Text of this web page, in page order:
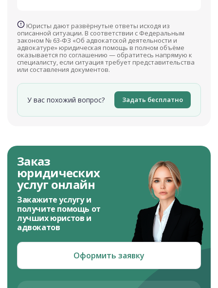
Юристы дают развёрнутые ответы исходя из
описанной ситуации. В соответствии с Федеральным
законом № 63-ФЗ «Об адвокатской деятельности и
адвокатуре» юридическая помощь в полном объёме
оказывается по соглашению — обратитесь напрямую к
специалисту, если ситуация требует представительства
или составления документов.
У вас похожий вопрос? Задать бесплатно
Заказ
юридических
услуг онлайн
Закажите услугу и
получите помощь от
лучших юристов и
адвокатов
Оформить заявку